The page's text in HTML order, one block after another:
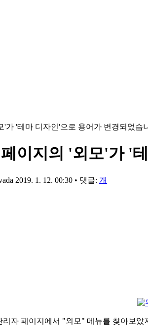
'가 '테마 디자인'으로 용어가 변경되었습
이지의 '외모'가 '
2019. 1. 12. 00:30 • 댓글: 개
리자 페이지에서 "외모" 메뉴를 찾아보